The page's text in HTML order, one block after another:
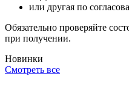
или другая по
Обязательно проверяйте
при получении.
Новинки
Смотреть все